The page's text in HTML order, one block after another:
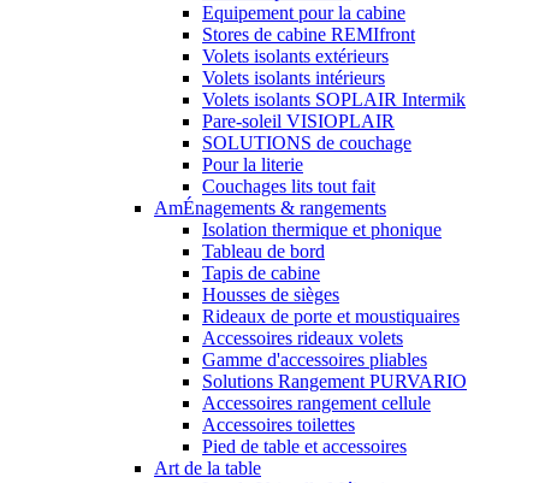
Equipement pour la cabine
Stores de cabine REMIfront
Volets isolants extérieurs
Volets isolants intérieurs
Volets isolants SOPLAIR Intermik
Pare-soleil VISIOPLAIR
SOLUTIONS de couchage
Pour la literie
Couchages lits tout fait
AmÉnagements & rangements
Isolation thermique et phonique
Tableau de bord
Tapis de cabine
Housses de sièges
Rideaux de porte et moustiquaires
Accessoires rideaux volets
Gamme d'accessoires pliables
Solutions Rangement PURVARIO
Accessoires rangement cellule
Accessoires toilettes
Pied de table et accessoires
Art de la table